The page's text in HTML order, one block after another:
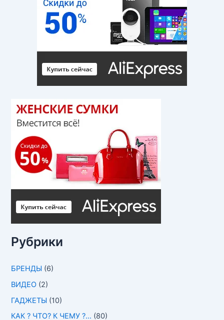
Рубрики
БРЕНДЫ (6)
ВИДЕО (2)
ГАДЖЕТЫ (10)
КАК ? ЧТО? К ЧЕМУ ?… (80)